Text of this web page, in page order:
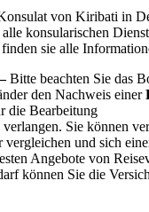
von Kiribati in
konsularischen
sie alle
Bitte beachten Sie das
den Nachweis einer
die Bearbeitung
Sie können
vergleichen und sich
Angebote von
können Sie die